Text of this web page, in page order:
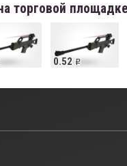
торговой
0.52